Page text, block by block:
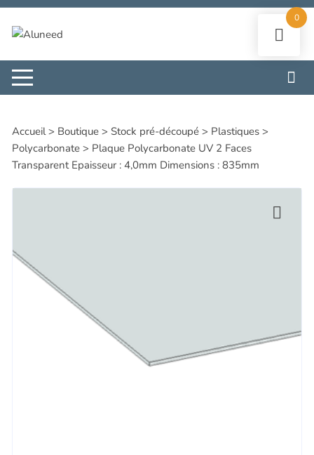
Aller
contenu
Accueil> Boutique >Stock pré-découpé > Plastiques >
Polycarbonate > Plaque Polycarbonate UV 2 Faces
Transparent Epaisseur : 4,0mm Dimensions : 835mm
0